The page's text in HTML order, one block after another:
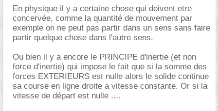
En physique il y a certaine chose qui doivent etre
concervée, comme la quantité de mouvement par
exemple on ne peut pas partir dans un sens sans faire
partir quelque chose dans l'autre sens.
Ou bien il y a encore le PRINCIPE d'inertie (et non
force d'inertie) qui impose le fait que si la somme des
forces EXTERIEURS est nulle alors le solide continue
sa course en ligne droite a vitesse constante. Or si la
vitesse de départ est nulle ....